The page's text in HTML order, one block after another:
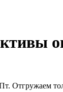
Отгружаем